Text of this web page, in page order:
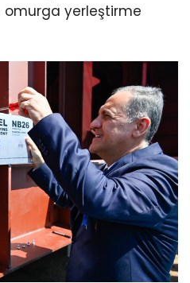
omurga yerleştirme